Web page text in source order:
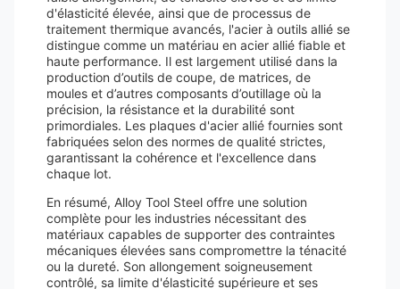
d'élasticité élevée, ainsi que de processus de
traitement thermique avancés, l'acier à outils allié se
distingue comme un matériau en acier allié fiable et
haute performance. Il est largement utilisé dans la
production d’outils de coupe, de matrices, de
moules et d’autres composants d’outillage où la
précision, la résistance et la durabilité sont
primordiales. Les plaques d'acier allié fournies sont
fabriquées selon des normes de qualité strictes,
garantissant la cohérence et l'excellence dans
chaque lot.
En résumé, Alloy Tool Steel offre une solution
complète pour les industries nécessitant des
matériaux capables de supporter des contraintes
mécaniques élevées sans compromettre la ténacité
ou la dureté. Son allongement soigneusement
contrôlé, sa limite d'élasticité supérieure et ses